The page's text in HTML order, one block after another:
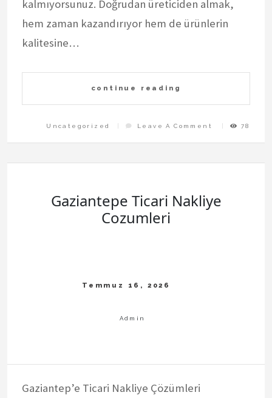
kalmıyorsunuz. Doğrudan üreticiden almak,
hem zaman kazandırıyor hem de ürünlerin
kalitesine…
continue reading
Uncategorized Leave A Comment
On
Anzer
Kooperatifi
Alisveris
78
Gaziantepe Ticari Nakliye
Cozumleri
Gaziantep’e Ticari Nakliye Çözümleri